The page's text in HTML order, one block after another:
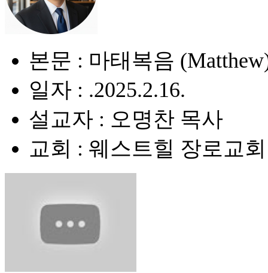
본문 : 마태복음
일자 : .2025.2.16.
설교자 : 오명찬 목사
교회 : 웨스트힐 장로교회